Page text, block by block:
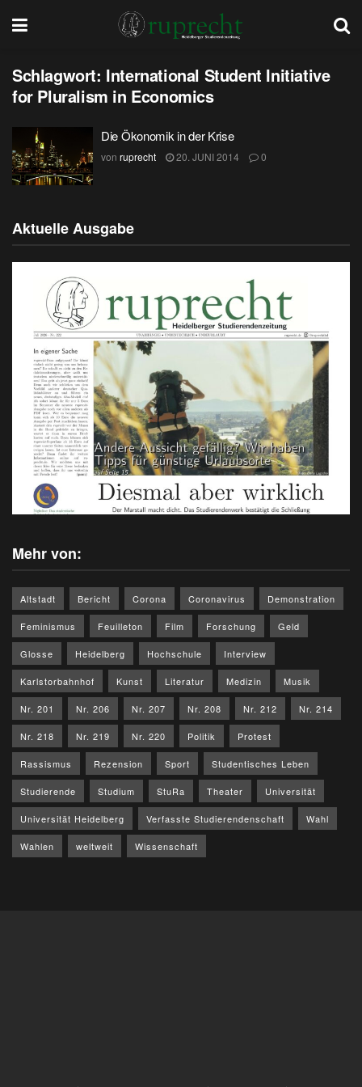
Schlagwort: International Student Initiative
for Pluralism in Economics
Die Ökonomik in der Krise
von ruprecht 20. JUNI 2014 0
Aktuelle Ausgabe
Mehr von:
Altstadt Bericht Corona Coronavirus Demonstration
Feminismus Feuilleton Film Forschung Geld
Glosse Heidelberg Hochschule Interview
Karlstorbahnhof Kunst Literatur Medizin Musik
Nr. 201 Nr. 206 Nr. 207 Nr. 208 Nr. 212 Nr. 214
Nr. 218 Nr. 219 Nr. 220 Politik Protest
Rassismus Rezension Sport Studentisches Leben
Studierende Studium StuRa Theater Universität
Universität Heidelberg Verfasste Studierendenschaft Wahl
Wahlen weltweit Wissenschaft